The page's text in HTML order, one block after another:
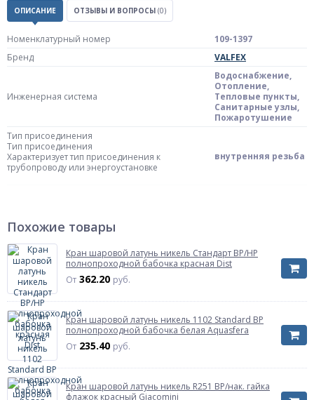
ОПИСАНИЕ ОТЗЫВЫ И ВОПРОСЫ (0)
Номенклатурный номер
109-1397
Бренд
VALFEX
Инженерная система
Водоснабжение,
Отопление,
Тепловые пункты,
Санитарные узлы,
Пожаротушение
Тип присоединения
Тип присоединения
Характеризует тип присоединения к
трубопроводу или энергоустановке
внутренняя резьба
органа управления крана
Цвет ручки/бабочки
красный
Тип прохода
Тип прохода
Характеризует отношение размера
отверстия шара к размеру присоединяемого
трубопровода
ГОСТ
ГОСТ Р 59553-2021
Материал
Газ
Газ
Указывается для тех кранов которые имеют
Похожие товары
Кран шаровой латунь никель Стандарт ВР/НР
полнопроходной бабочка красная Dist
От 362.20 руб.
Кран шаровой латунь никель 1102 Standard ВР
полнопроходной бабочка белая Aquasfera
От 235.40 руб.
Кран шаровой латунь никель R251 ВР/нак. гайка
флажок красный Giacomini